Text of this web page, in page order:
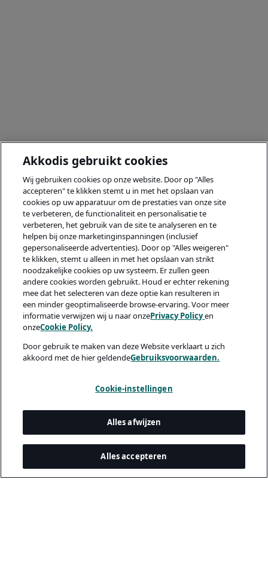
Akkodis gebruikt cookies
Wij gebruiken cookies op onze website. Door op "Alles
accepteren" te klikken stemt u in met het opslaan van
cookies op uw apparatuur om de prestaties van onze site
te verbeteren, de functionaliteit en personalisatie te
verbeteren, het gebruik van de site te analyseren en te
helpen bij onze marketinginspanningen (inclusief
gepersonaliseerde advertenties). Door op "Alles weigeren"
te klikken, stemt u alleen in met het opslaan van strikt
noodzakelijke cookies op uw systeem. Er zullen geen
andere cookies worden gebruikt. Houd er echter rekening
mee dat het selecteren van deze optie kan resulteren in
een minder geoptimaliseerde browse-ervaring. Voor meer
informatie verwijzen wij u naar onzePrivacy Policyen
onzeCookie Policy.
Door gebruik te maken van deze Website verklaart u zich
akkoord met de hier geldendeGebruiksvoorwaarden.
Cookie-instellingen
Alles afwijzen
Alles accepteren